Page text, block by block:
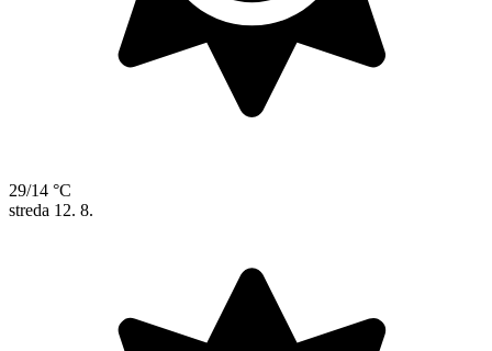
29/14 °C
streda 12. 8.